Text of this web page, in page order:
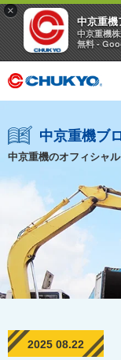
×
中京重機
中京重機
無料 -
中京重機ブ
中京重機のオフィシャル
2025 08.22